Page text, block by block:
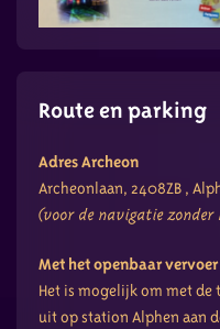
Route en parking
Adres Archeon
Archeonlaan, 2408ZB ,
(voor de navigatie zonder
Met het openbaar vervoer
Het is mogelijk om met de
uit op station Alphen aan